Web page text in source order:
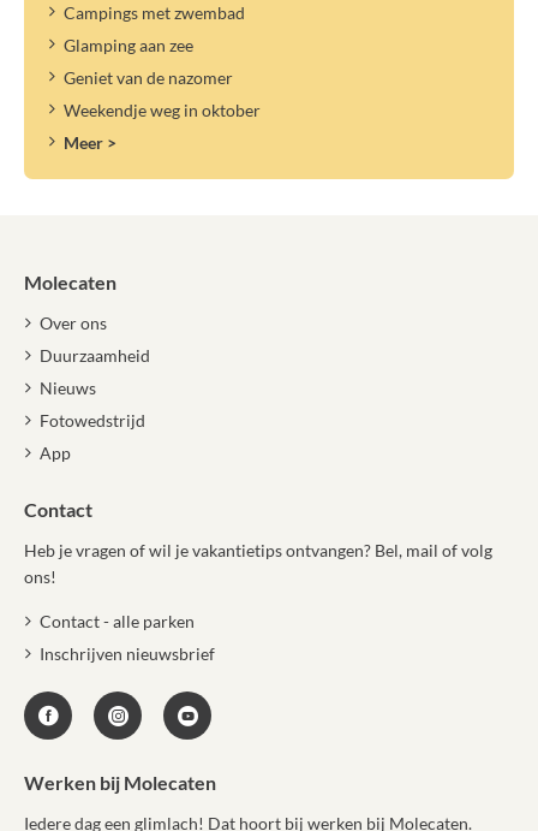
Campings met zwembad
Glamping aan zee
Geniet van de nazomer
Weekendje weg in oktober
Meer >
Molecaten
Over ons
Duurzaamheid
Nieuws
Fotowedstrijd
App
Contact
Heb je vragen of wil je vakantietips ontvangen? Bel, mail of volg
ons!
Contact - alle parken
Inschrijven nieuwsbrief
Werken bij Molecaten
Iedere dag een glimlach! Dat hoort bij werken bij Molecaten.